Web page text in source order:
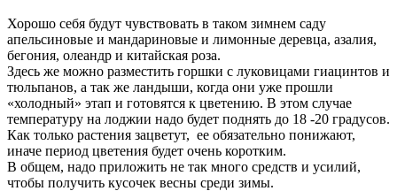
Хорошо себя будут чувствовать в таком зимнем саду
апельсиновые и мандариновые и лимонные деревца, азалия,
бегония, олеандр и китайская роза.
Здесь же можно разместить горшки с луковицами гиацинтов и
тюльпанов, а так же ландыши, когда они уже прошли
«холодный» этап и готовятся к цветению. В этом случае
температуру на лоджии надо будет поднять до 18 -20 градусов.
Как только растения зацветут, ее обязательно понижают,
иначе период цветения будет очень коротким.
В общем, надо приложить не так много средств и усилий,
чтобы получить кусочек весны среди зимы.